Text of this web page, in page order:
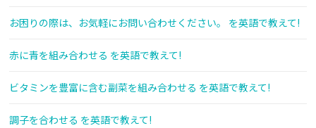
お困りの際は、お気軽にお問い合わせください。 を英語で教えて!
赤に青を組み合わせる を英語で教えて!
ビタミンを豊富に含む副菜を組み合わせる を英語で教えて!
調子を合わせる を英語で教えて!